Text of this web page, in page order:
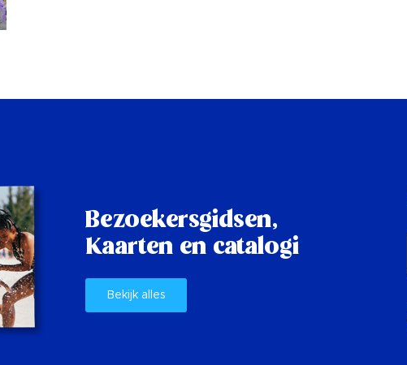
Bezoekersgidsen,
Kaarten en catalogi
Bekijk alles